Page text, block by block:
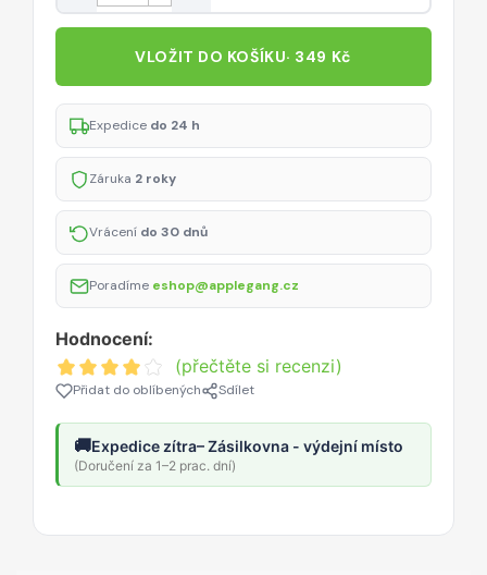
VLOŽIT DO KOŠÍKU· 349 Kč
Expedice do 24 h
Záruka 2 roky
Vrácení do 30 dnů
Poradíme eshop@applegang.cz
Hodnocení:
(přečtěte si recenzi)
Přidat do oblíbených Sdílet
🚚Expedice zítra– Zásilkovna - výdejní místo
(Doručení za 1–2 prac. dní)